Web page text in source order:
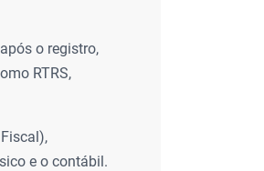
o registro,
RTRS,
e o contábil.